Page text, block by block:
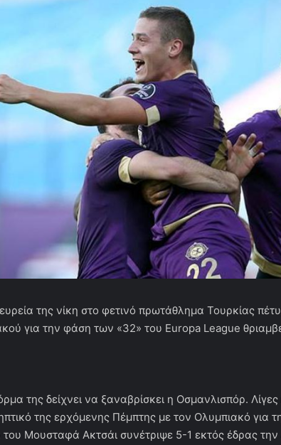
της νίκη στο φετινό πρωτάθλημα Τουρκίας
για την φάση των «32» του Europa League
της δείχνει να ξαναβρίσκει η Οσμανλισπόρ. Λίγες
της ερχόμενης Πέμπτης με τον Ολυμπιακό για
Μουσταφά Ακτσάι συνέτριψε 5-1 εκτός έδρας